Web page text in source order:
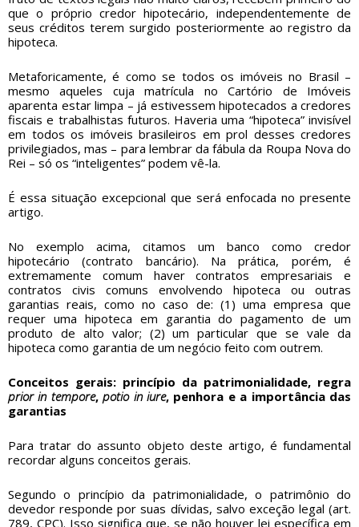
que o próprio credor hipotecário, independentemente de
seus créditos terem surgido posteriormente ao registro da
hipoteca.
Metaforicamente, é como se todos os imóveis no Brasil –
mesmo aqueles cuja matrícula no Cartório de Imóveis
aparenta estar limpa – já estivessem hipotecados a credores
fiscais e trabalhistas futuros. Haveria uma “hipoteca” invisível
em todos os imóveis brasileiros em prol desses credores
privilegiados, mas – para lembrar da fábula da Roupa Nova do
Rei – só os “inteligentes” podem vê-la.
É essa situação excepcional que será enfocada no presente
artigo.
No exemplo acima, citamos um banco como credor
hipotecário (contrato bancário). Na prática, porém, é
extremamente comum haver contratos empresariais e
contratos civis comuns envolvendo hipoteca ou outras
garantias reais, como no caso de: (1) uma empresa que
requer uma hipoteca em garantia do pagamento de um
produto de alto valor; (2) um particular que se vale da
hipoteca como garantia de um negócio feito com outrem.
Conceitos gerais: princípio da patrimonialidade, regra
prior in tempore,potio in iure, penhora e a importância das
garantias
Para tratar do assunto objeto deste artigo, é fundamental
recordar alguns conceitos gerais.
Segundo o princípio da patrimonialidade, o patrimônio do
devedor responde por suas dívidas, salvo exceção legal (art.
789, CPC). Isso significa que, se não houver lei específica em